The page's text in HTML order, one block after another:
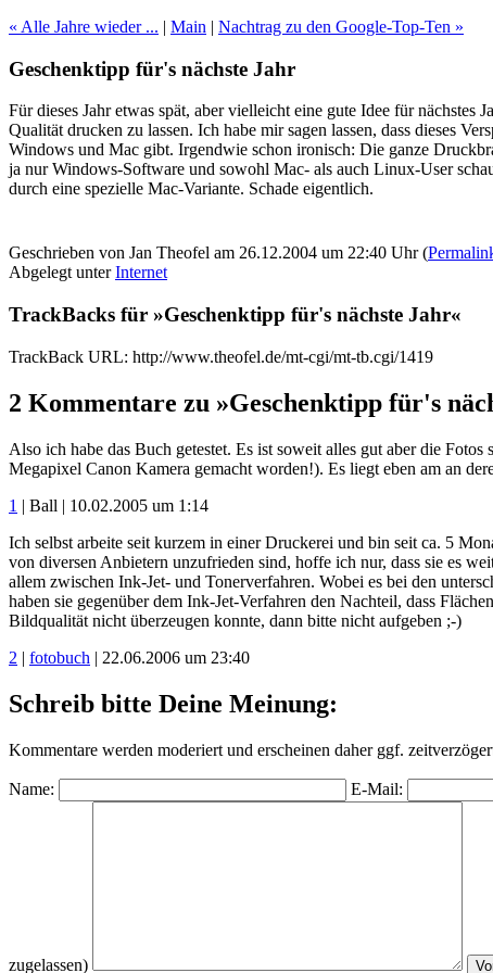
« Alle Jahre wieder ... | Main | Nachtrag zu den Google-Top-Ten »
Geschenktipp für's nächste Jahr
Für dieses Jahr etwas spät, aber vielleicht eine gute Idee für nächstes
Qualität drucken zu lassen. Ich habe mir sagen lassen, dass dieses
Windows und Mac gibt. Irgendwie schon ironisch: Die ganze
ja nur Windows-Software und sowohl Mac- als auch Linux-User
durch eine spezielle Mac-Variante. Schade eigentlich.
Geschrieben von Jan Theofel am 26.12.2004 um 22:40 Uhr (
Abgelegt unterInternet
TrackBacks für »Geschenktipp für's nächste Jahr«
TrackBack URL: http://www.theofel.de/mt-cgi/mt-tb.cgi/1419
2 Kommentare zu »Geschenktipp für's
Also ich habe das Buch getestet. Es ist soweit alles gut aber die
Megapixel Canon Kamera gemacht worden!). Es liegt eben am an
1 | Ball | 10.02.2005 um 1:14
Ich selbst arbeite seit kurzem in einer Druckerei und bin seit ca. 5
von diversen Anbietern unzufrieden sind, hoffe ich nur, dass sie es
allem zwischen Ink-Jet- und Tonerverfahren. Wobei es bei den
haben sie gegenüber dem Ink-Jet-Verfahren den Nachteil, dass
Bildqualität nicht überzeugen konnte, dann bitte nicht aufgeben ;-)
2 | fotobuch | 22.06.2006 um 23:40
Schreib bitte Deine Meinung:
Kommentare werden moderiert und erscheinen daher ggf.
Name: E-Mail:
zugelassen)